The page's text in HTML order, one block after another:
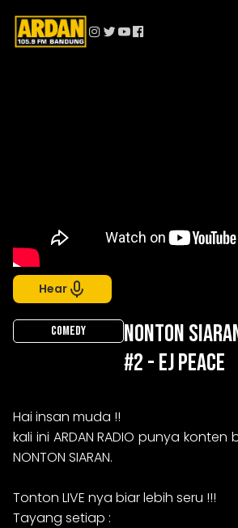
Hear
COMEDY
NONTON
#2 - EJ PEACE
Hai insan muda !!
kali ini ARDAN RADIO punya
NONTON SIARAN.
Tonton LIVE nya biar lebih seru !!!
Tayang setiap :